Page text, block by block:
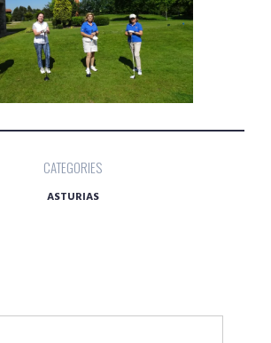
CATEGORIES
ASTURIAS